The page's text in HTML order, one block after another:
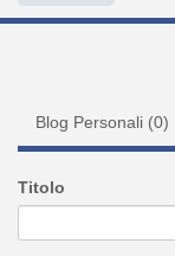
Blog Personali (0)
Titolo